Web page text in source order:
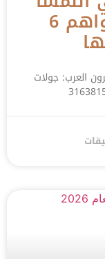
المسافرون العرب واهم 6
العرب: جولات